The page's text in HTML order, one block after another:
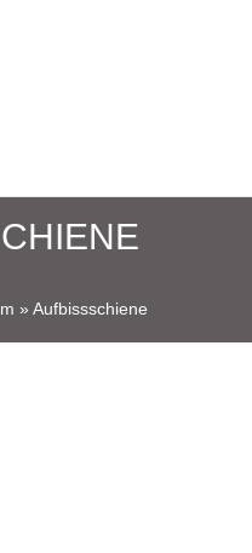
» Aufbissschiene